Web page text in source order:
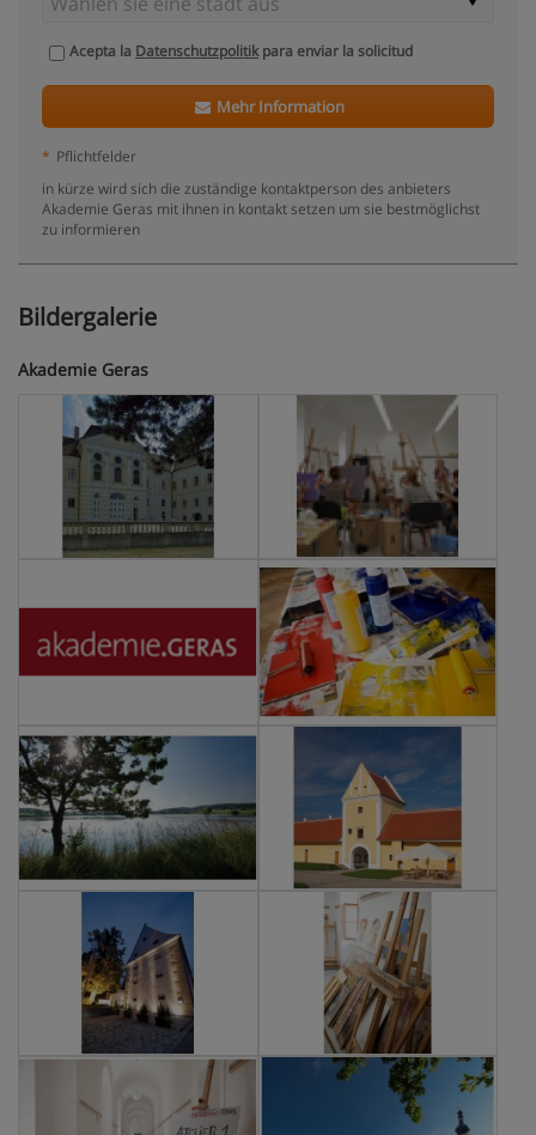
Acepta la Datenschutzpolitikpara enviar la solicitud
Mehr Information
* Pflichtfelder
in kürze wird sich die zuständige kontaktperson des anbieters
Akademie Geras mit ihnen in kontakt setzen um sie bestmöglichst
zu informieren
Bildergalerie
Akademie Geras